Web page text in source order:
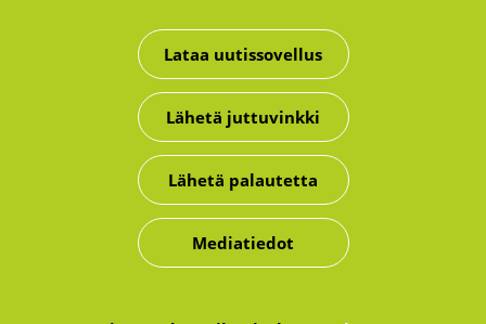
Lataa uutissovellus
Lähetä juttuvinkki
Lähetä palautetta
Mediatiedot